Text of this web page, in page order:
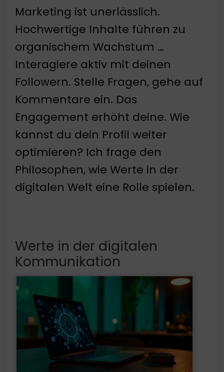
Marketing ist unerlässlich.
Hochwertige Inhalte führen zu
organischem Wachstum …
Interagiere aktiv mit deinen
Followern. Stelle Fragen, gehe auf
Kommentare ein. Das
Engagement erhöht deine. Wie
kannst du dein Profil weiter
optimieren? Ich frage den
Philosophen, wie Werte in der
digitalen Welt eine Rolle spielen.
Werte in der digitalen
Kommunikation